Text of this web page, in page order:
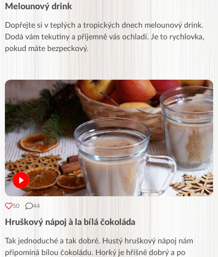
Melounový drink
Dopřejte si v teplých a tropických dnech melounový drink.
Dodá vám tekutiny a příjemně vás ochladí. Je to rychlovka,
pokud máte bezpeckový.
50 44
Hruškový nápoj à la bílá čokoláda
Tak jednoduché a tak dobré. Hustý hruškový nápoj nám
připomíná bílou čokoládu. Horký je hříšně dobrý a po